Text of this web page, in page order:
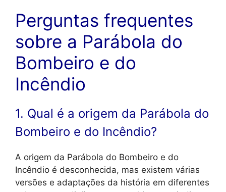
Perguntas frequentes
sobre a Parábola do
Bombeiro e do
Incêndio
1. Qual é a origem da Parábola do
Bombeiro e do Incêndio?
A origem da Parábola do Bombeiro e do
Incêndio é desconhecida, mas existem várias
versões e adaptações da história em diferentes